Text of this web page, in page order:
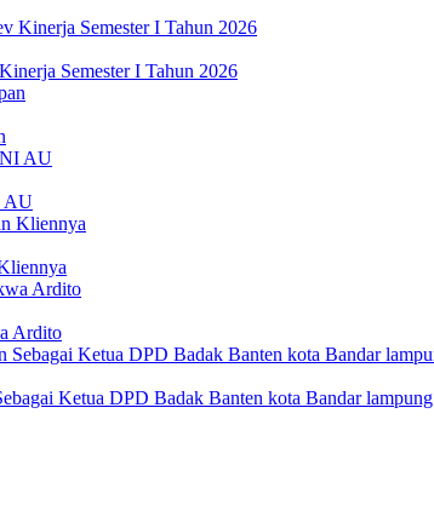
Semester I Tahun 2026
AU
Ardito
Ketua DPD Badak Banten kota Bandar lampung